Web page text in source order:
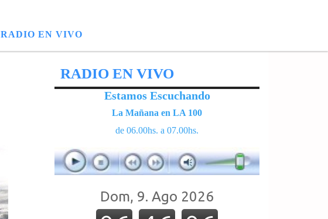
RADIO EN VIVO
RADIO EN VIVO
Estamos Escuchando
La Mañana en LA 100
de 06.00hs. a 07.00hs.